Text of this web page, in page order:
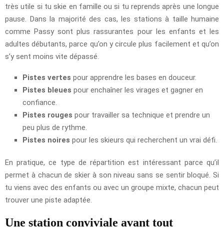
très utile si tu skie en famille ou si tu reprends après une longue
pause. Dans la majorité des cas, les stations à taille humaine
comme Passy sont plus rassurantes pour les enfants et les
adultes débutants, parce qu’on y circule plus facilement et qu’on
s’y sent moins vite dépassé.
Pistes vertes pour apprendre les bases en douceur.
Pistes bleues pour enchaîner les virages et gagner en
confiance.
Pistes rouges pour travailler sa technique et prendre un
peu plus de rythme.
Pistes noires pour les skieurs qui recherchent un vrai défi.
En pratique, ce type de répartition est intéressant parce qu’il
permet à chacun de skier à son niveau sans se sentir bloqué. Si
tu viens avec des enfants ou avec un groupe mixte, chacun peut
trouver une piste adaptée.
Une station conviviale avant tout